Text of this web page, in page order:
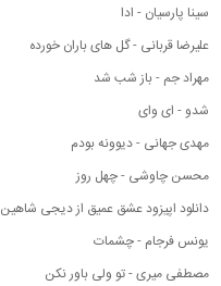
سینا پارسیان - ادا
علیرضا قربانی - گل های باران خورده
مهراد جم - باز شب شد
شدو - ای وای
مهدی جهانی - دیوونه بودم
محسن چاوشی - چهل روز
دانلود اپیزود عشق عمیق از دیجی شاهین
یونس فرجام - چشمات
مصطفی میری - تو ولی باور نکن